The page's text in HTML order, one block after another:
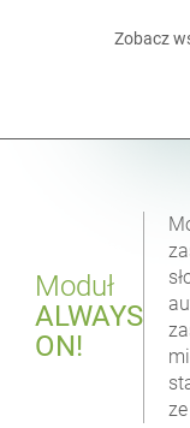
Zobacz
Moduł
ALWAYS
ON!